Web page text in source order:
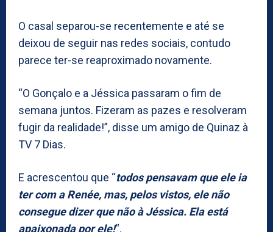
O casal separou-se recentemente e até se
deixou de seguir nas redes sociais, contudo
parece ter-se reaproximado novamente.
“O Gonçalo e a Jéssica passaram o fim de
semana juntos. Fizeram as pazes e resolveram
fugir da realidade!”, disse um amigo de Quinaz à
TV 7 Dias.
E acrescentou que “todos pensavam que ele ia
ter com a Renée, mas, pelos vistos, ele não
consegue dizer que não à Jéssica. Ela está
apaixonada por ele!“.